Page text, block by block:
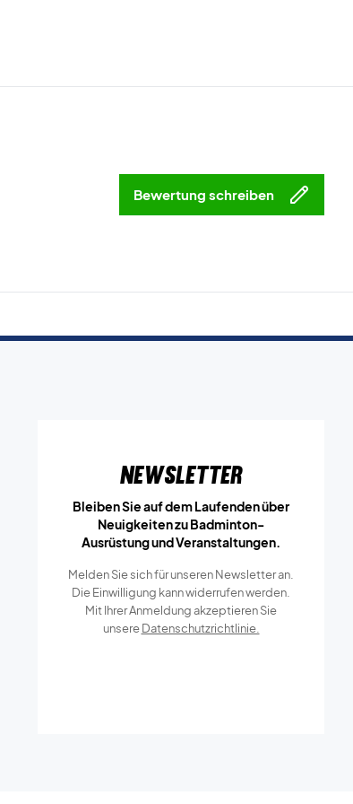
Bewertung schreiben
Newsletter
Bleiben Sie auf dem Laufenden über
Neuigkeiten zu Badminton-
Ausrüstung und Veranstaltungen.
Melden Sie sich für unseren Newsletter an.
Die Einwilligung kann widerrufen werden.
Mit Ihrer Anmeldung akzeptieren Sie
unsereDatenschutzrichtlinie.